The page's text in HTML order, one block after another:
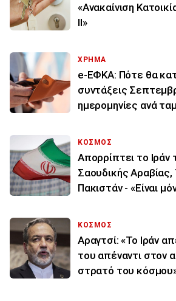
«Ανακαίνιση
ΙΙ»
ΧΡΗΜΑ
e-ΕΦΚΑ: Πότε θα
συντάξεις
ημερομηνίες ανά
ΚΟΣΜΟΣ
Απορρίπτει το
Σαουδικής Αραβίας,
Πακιστάν - «Είναι
ΚΟΣΜΟΣ
Αραγτσί: «Το Ιράν
του απέναντι στον
στρατό του